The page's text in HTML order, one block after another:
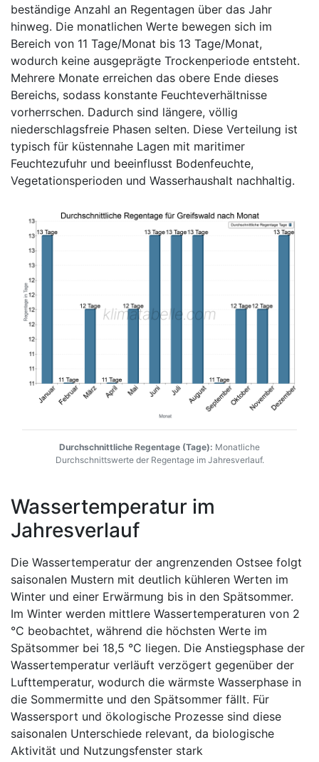
beständige Anzahl an Regentagen über das Jahr
hinweg. Die monatlichen Werte bewegen sich im
Bereich von 11 Tage/Monat bis 13 Tage/Monat,
wodurch keine ausgeprägte Trockenperiode entsteht.
Mehrere Monate erreichen das obere Ende dieses
Bereichs, sodass konstante Feuchteverhältnisse
vorherrschen. Dadurch sind längere, völlig
niederschlagsfreie Phasen selten. Diese Verteilung ist
typisch für küstennahe Lagen mit maritimer
Feuchtezufuhr und beeinflusst Bodenfeuchte,
Vegetationsperioden und Wasserhaushalt nachhaltig.
Durchschnittliche Regentage (Tage): Monatliche
Durchschnittswerte der Regentage im Jahresverlauf.
Wassertemperatur im
Jahresverlauf
Die Wassertemperatur der angrenzenden Ostsee folgt
saisonalen Mustern mit deutlich kühleren Werten im
Winter und einer Erwärmung bis in den Spätsommer.
Im Winter werden mittlere Wassertemperaturen von 2
°C beobachtet, während die höchsten Werte im
Spätsommer bei 18,5 °C liegen. Die Anstiegsphase der
Wassertemperatur verläuft verzögert gegenüber der
Lufttemperatur, wodurch die wärmste Wasserphase in
die Sommermitte und den Spätsommer fällt. Für
Wassersport und ökologische Prozesse sind diese
saisonalen Unterschiede relevant, da biologische
Aktivität und Nutzungsfenster stark